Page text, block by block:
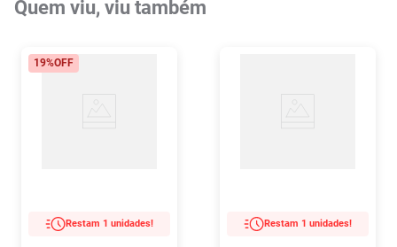
Quem viu, viu também
19%OFF
Restam 1 unidades! Restam 1 unidades!